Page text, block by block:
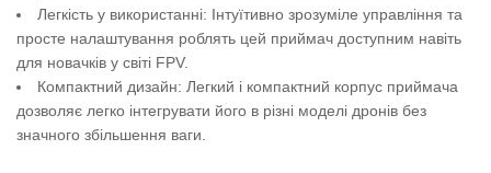
Легкість у використанні: Інтуїтивно зрозуміле управління та
просте налаштування роблять цей приймач доступним навіть
для новачків у світі FPV.
Компактний дизайн: Легкий і компактний корпус приймача
дозволяє легко інтегрувати його в різні моделі дронів без
значного збільшення ваги.